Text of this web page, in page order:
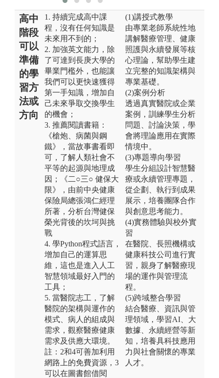
高中
階段
可以
準備
的學
習方
法或
方向
1. 持續完成高中課
程，沒有任何知識是
未來用不到的；
2. 加強英文能力，除
了可達到長庚大學的
畢業門檻外，也能讓
我們可以更快速獲得
第一手知識，增加自
己未來爭取交換學生
的機會；
3. 推薦閱讀書籍：
《槍炮、病菌與鋼
鐵》，當故事書看即
可，了解人類社會不
平等的起源與地理成
因；《二○三○ 健保大
限》，由前中央健康
保險局總張鴻仁經理
所著，分析台灣健保
榮光背後的坎坷與挑
戰
4. 學Python程式語言，
增加自己的運算思
維，這也是進入人工
智慧領域最好入門的
工具；
5. 當醫院志工，了解
醫院的架構與運作的
模式、病人的組成與
需求，觀察醫療健康
需求及供應大環境。
註：2和4可善加利用
網路上的免費資源，3
可以在圖書館借閱
(1)講授式教學
由專業老師系統性地
講解醫療管理、健康
照護與永續發展等核
心理論，幫助學生建
立完整的知識架構與
專業基礎。
(2)案例分析
透過真實醫院或企業
案例，訓練學生分析
問題、討論決策，學
會將理論應用在實際
情境中。
(3)專題導向學習
學生分組設計智慧醫
療或永續管理專題，
從企劃、執行到成果
展示，培養團隊合作
與創意思考能力。
(4)實務體驗與校外實
習
在醫院、長照機構或
健康科技公司進行實
習，親身了解醫療現
場的運作與管理流
程。
(5)跨域整合學習
結合醫療、資訊與管
理領域，學習AI、大
數據、永續經營等新
知，培養具科技應用
力與社會關懷的專業
人才。